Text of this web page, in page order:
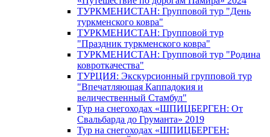
ТУРКМЕНИСТАН: Групповой тур "День
туркменского ковра"
ТУРКМЕНИСТАН: Групповой тур
"Праздник туркменского ковра"
ТУРКМЕНИСТАН: Групповой тур "Родина
ковроткачества"
ТУРЦИЯ: Экскурсионный групповой тур
"Впечатляющая Каппадокия и
величественный Стамбул"
Тур на снегоходах «ШПИЦБЕРГЕН: От
Свальбарда до Груманта» 2019
Тур на снегоходах «ШПИЦБЕРГЕН: